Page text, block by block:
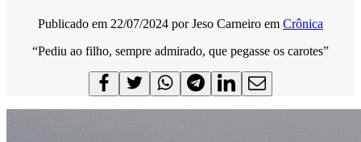
Publicado em 22/07/2024 porJeso Carneiro em Crônica
“Pediu ao filho, sempre admirado, que pegasse os carotes”